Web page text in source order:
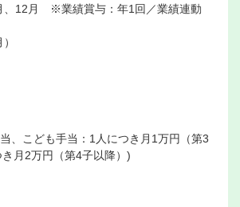
、12月 ※業績賞与：年1回／業績連動
、こども手当：1人につき月1万円（第3
月2万円（第4子以降）)